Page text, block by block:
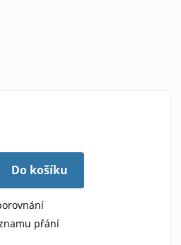
Do košíku
přání